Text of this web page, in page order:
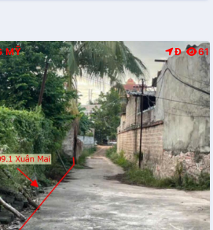
MỸ Đ 61